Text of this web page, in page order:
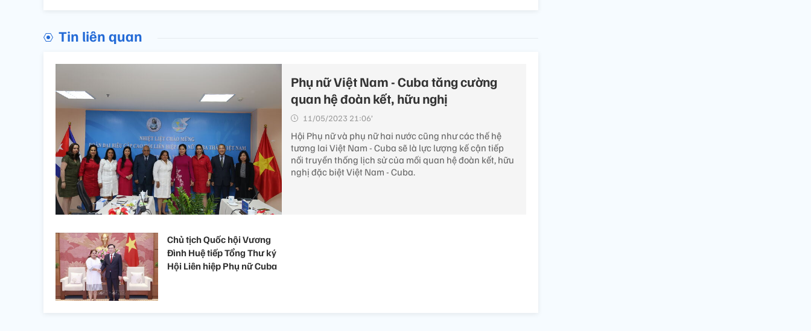
Tin liên quan
Phụ nữ Việt Nam - Cuba tăng cường
quan hệ đoàn kết, hữu nghị
11/05/2023 21:06’
Hội Phụ nữ và phụ nữ hai nước cũng như các thế hệ
tương lai Việt Nam - Cuba sẽ là lực lượng kế cận tiếp
nối truyền thống lịch sử của mối quan hệ đoàn kết, hữu
nghị đặc biệt Việt Nam - Cuba.
Chủ tịch Quốc hội Vương
Đình Huệ tiếp Tổng Thư ký
Hội Liên hiệp Phụ nữ Cuba